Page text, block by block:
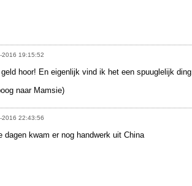
2016 19:15:52
hoor! En eigenlijk vind ik het een spuuglelijk ding.
naar Mamsie)
2016 22:43:56
dagen kwam er nog handwerk uit China